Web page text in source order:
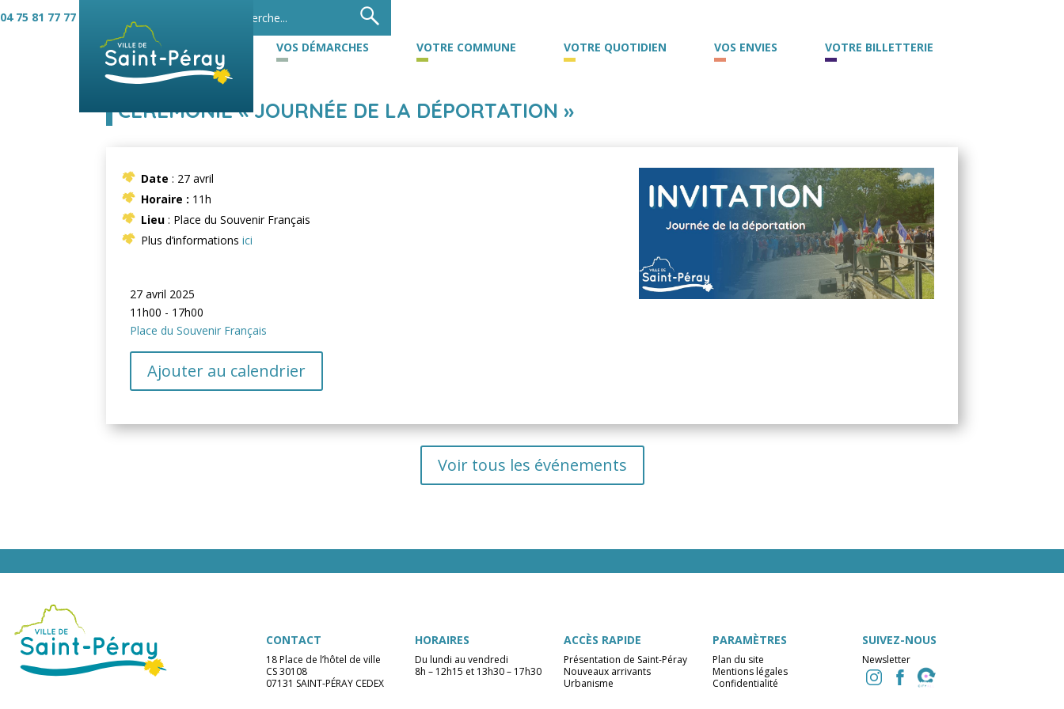
04 75 81 77 77
VOS DÉMARCHES VOTRE COMMUNE VOTRE QUOTIDIEN VOS ENVIES VOTRE BILLETTERIE
CÉRÉMONIE « JOURNÉE DE LA DÉPORTATION »
Date : 27 avril
Horaire : 11h
Lieu: Place du Souvenir Français
Plus d’informationsici
27 avril 2025
11h00 - 17h00
Place du Souvenir Français
Ajouter au calendrier
Voir tous les événements
CONTACT
18 Place de l’hôtel de ville
CS 30108
07131 SAINT-PÉRAY CEDEX
HORAIRES
Du lundi au vendredi
8h – 12h15 et 13h30 – 17h30
ACCÈS RAPIDE
Présentation de Saint-Péray
Nouveaux arrivants
Urbanisme
PARAMÈTRES
Plan du site
Mentions légales
Confidentialité
SUIVEZ-NOUS
Newsletter